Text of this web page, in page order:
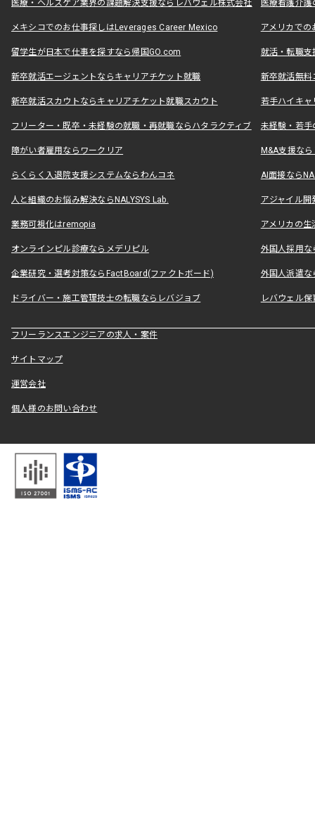
医療・ヘルスケア業界の課題解決支援ならレバウェル株式会社 医療看護介
メキシコでのお仕事探しはLeverages Career Mexico アメリカで
留学生が日本で仕事を探すなら帰国GO.com 就活・転職
新卒就活エージェントならキャリアチケット就職 新卒就活無料
新卒就活スカウトならキャリアチケット就職スカウト 若手ハイキ
フリーター・既卒・未経験の就職・再就職ならハタラクティブ 未経験・若手
障がい者雇用ならワークリア M&A支援な
らくらく入退院支援システムならわんコネ AI面接なら
人と組織のお悩み解決ならNALYSYS Lab. アジャイル
業務可視化はremopia アメリカの
オンラインピル診療ならメデリピル 外国人採用
企業研究・選考対策ならFactBoard(ファクトボード) 外国人派遣な
ドライバー・施工管理技士の転職ならレバジョブ レバウェル
フリーランスエンジニアの求人・案件
サイトマップ
運営会社
個人様のお問い合わせ